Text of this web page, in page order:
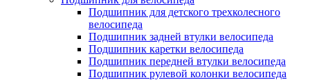
Подшипник для детского трехколесного
велосипеда
Подшипник задней втулки велосипеда
Подшипник каретки велосипеда
Подшипник передней втулки велосипеда
Подшипник рулевой колонки велосипеда